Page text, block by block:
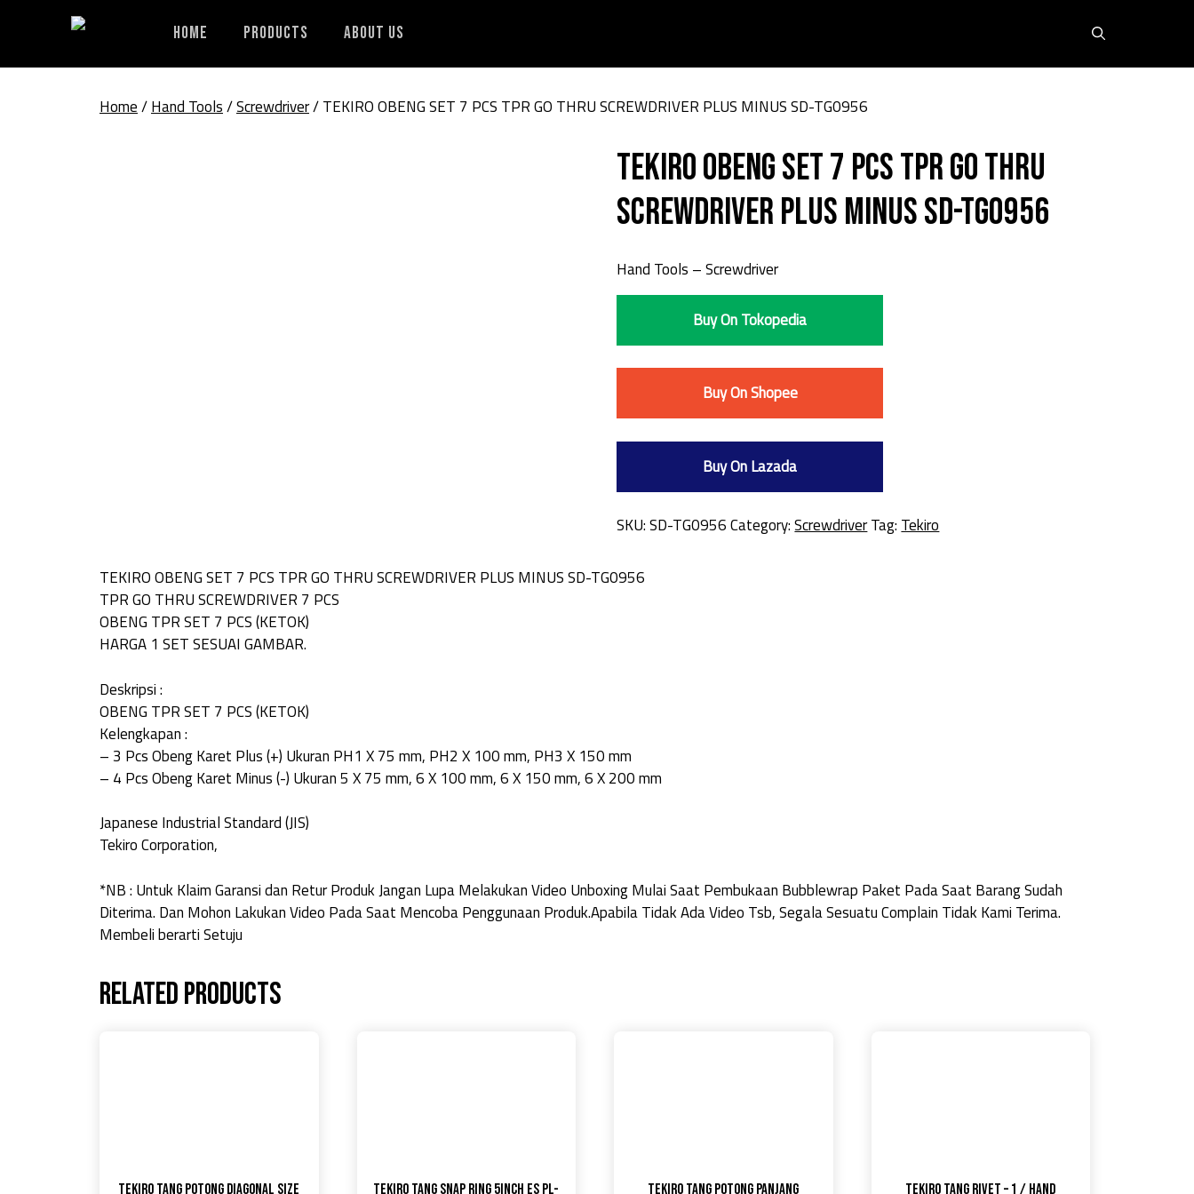
Home Products About Us
Home/Hand Tools/Screwdriver/ TEKIRO OBENG SET 7 PCS TPR GO THRU SCREWDRIVER PLUS MINUS SD-TG0956
TEKIRO OBENG SET 7 PCS TPR GO THRU
SCREWDRIVER PLUS MINUS SD-TG0956
Hand Tools – Screwdriver
Buy On Tokopedia
Buy On Shopee
Buy On Lazada
SKU:SD-TG0956 Category:ScrewdriverTag: Tekiro
TEKIRO OBENG SET 7 PCS TPR GO THRU SCREWDRIVER PLUS MINUS SD-TG0956
TPR GO THRU SCREWDRIVER 7 PCS
OBENG TPR SET 7 PCS (KETOK)
HARGA 1 SET SESUAI GAMBAR.
Deskripsi :
OBENG TPR SET 7 PCS (KETOK)
Kelengkapan :
– 3 Pcs Obeng Karet Plus (+) Ukuran PH1 X 75 mm, PH2 X 100 mm, PH3 X 150 mm
– 4 Pcs Obeng Karet Minus (-) Ukuran 5 X 75 mm, 6 X 100 mm, 6 X 150 mm, 6 X 200 mm
Japanese Industrial Standard (JIS)
Tekiro Corporation,
*NB : Untuk Klaim Garansi dan Retur Produk Jangan Lupa Melakukan Video Unboxing Mulai Saat Pembukaan Bubblewrap Paket Pada Saat Barang Sudah
Diterima. Dan Mohon Lakukan Video Pada Saat Mencoba Penggunaan Produk.Apabila Tidak Ada Video Tsb, Segala Sesuatu Complain Tidak Kami Terima.
Membeli berarti Setuju
Related products
TEKIRO Tang Potong Diagonal Size TEKIRO Tang Snap Ring 5inch ES PL- TEKIRO Tang Potong Panjang Tekiro Tang Rivet – 1 / Hand